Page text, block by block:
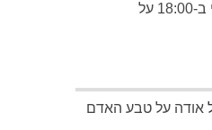
ברשת א' יום שישי ב-18:00 על
אודה על טבע האדם